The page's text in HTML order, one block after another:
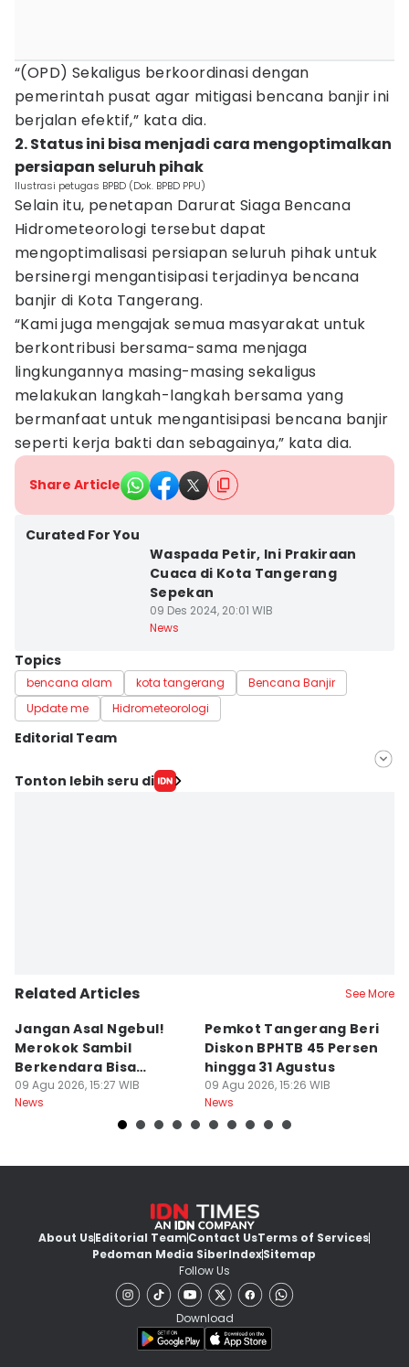
“(OPD) Sekaligus berkoordinasi dengan
pemerintah pusat agar mitigasi bencana banjir ini
berjalan efektif,” kata dia.
2. Status ini bisa menjadi cara mengoptimalkan
persiapan seluruh pihak
Ilustrasi petugas BPBD (Dok. BPBD PPU)
Selain itu, penetapan Darurat Siaga Bencana
Hidrometeorologi tersebut dapat
mengoptimalisasi persiapan seluruh pihak untuk
bersinergi mengantisipasi terjadinya bencana
banjir di Kota Tangerang.
“Kami juga mengajak semua masyarakat untuk
berkontribusi bersama-sama menjaga
lingkungannya masing-masing sekaligus
melakukan langkah-langkah bersama yang
bermanfaat untuk mengantisipasi bencana banjir
seperti kerja bakti dan sebagainya,” kata dia.
Share Article
Curated For You
Waspada Petir, Ini Prakiraan
Cuaca di Kota Tangerang
Sepekan
09 Des 2024, 20:01 WIB
News
Topics
bencana alam kota tangerang
Bencana Banjir
Update me
Hidrometeorologi
Editorial Team
Editor
Tonton lebih seru di
Related Articles See More
Jangan Asal Ngebul!
Merokok Sambil
Berkendara Bisa
Didenda Rp750 Ribu
09 Agu 2026, 15:27 WIB
News
Pemkot Tangerang Beri
Diskon BPHTB 45 Persen
hingga 31 Agustus
09 Agu 2026, 15:26 WIB
News
About UsEditorial TeamContact UsTerms of Services
Pedoman Media SiberIndexSitemap
Follow Us
Download